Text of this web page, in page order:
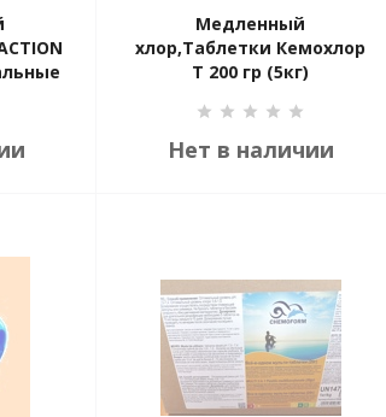
Медленный
хлор,Таблетки Кемохлор
Т 200 гр (5кг)
Нет в наличии